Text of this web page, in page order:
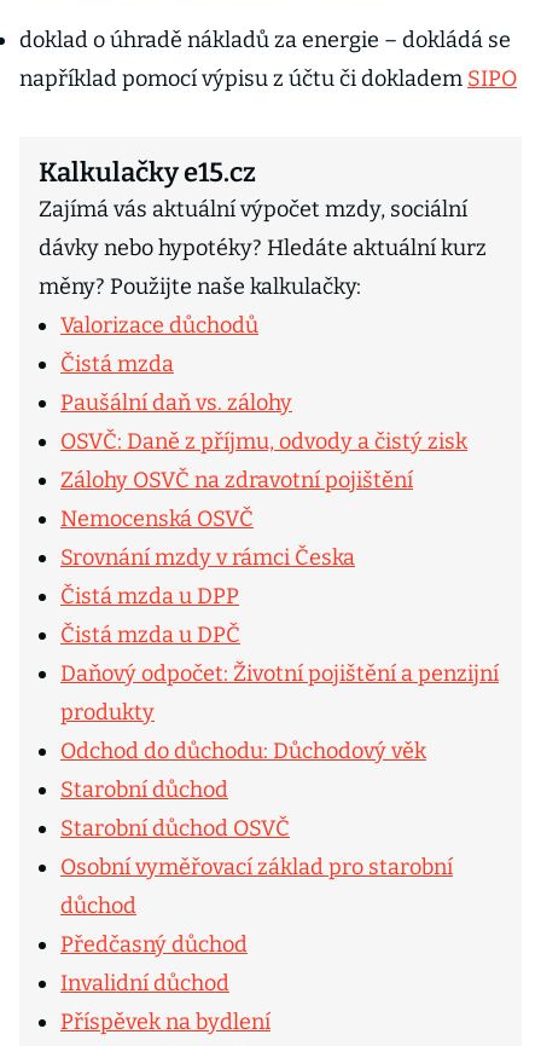
doklad o úhradě nákladů za energie – dokládá se
například pomocí výpisu z účtu či dokladem SIPO
Kalkulačky e15.cz
Zajímá vás aktuální výpočet mzdy, sociální
dávky nebo hypotéky? Hledáte aktuální kurz
měny? Použijte naše kalkulačky:
Valorizace důchodů
Čistá mzda
Paušální daň vs. zálohy
OSVČ: Daně z příjmu, odvody a čistý zisk
Zálohy OSVČ na zdravotní pojištění
Nemocenská OSVČ
Srovnání mzdy v rámci Česka
Čistá mzda u DPP
Čistá mzda u DPČ
Daňový odpočet: Životní pojištění a penzijní
produkty
Odchod do důchodu: Důchodový věk
Starobní důchod
Starobní důchod OSVČ
Osobní vyměřovací základ pro starobní
důchod
Předčasný důchod
Invalidní důchod
Příspěvek na bydlení